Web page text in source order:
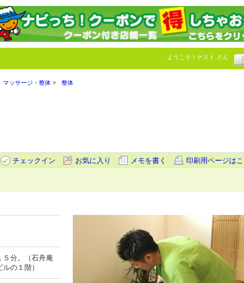
ようこそ！ ゲスト さん
マッサージ・整体 整体
チェックイン お気に入り メモを書く 印刷用ページはこ
５分。（石舟庵
の１階）